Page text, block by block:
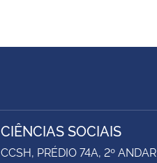
CIÊNCIAS SOCIAIS
CCSH, PRÉDIO 74A, 2º ANDAR